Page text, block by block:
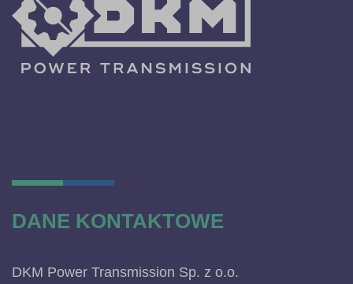
DANE KONTAKTOWE
DKM Power Transmission Sp. z o.o.